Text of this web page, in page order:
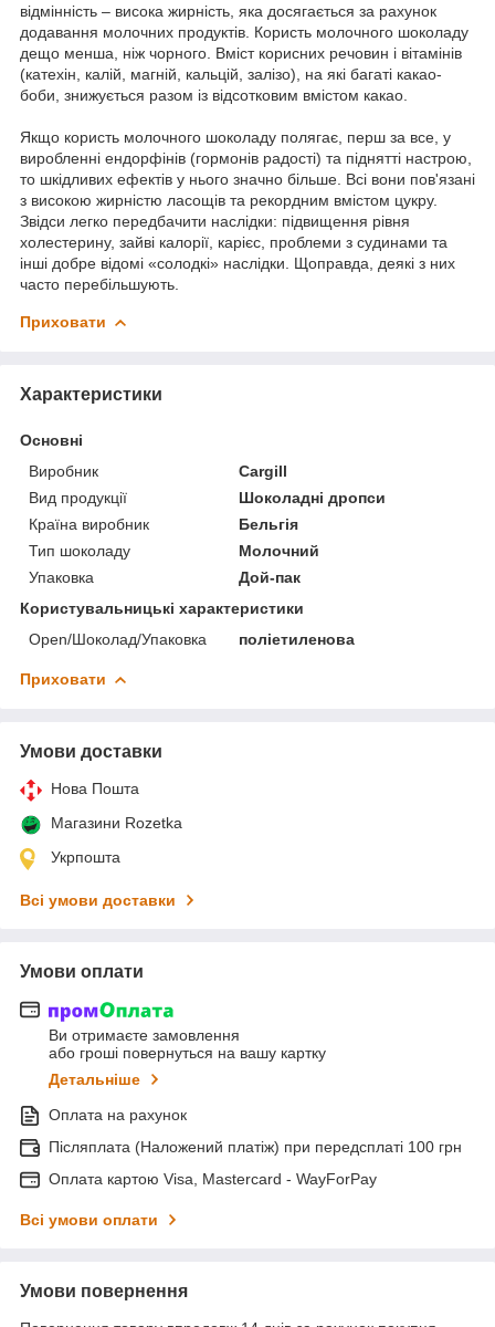
відмінність – висока жирність, яка досягається за рахунок
додавання молочних продуктів. Користь молочного шоколаду
дещо менша, ніж чорного. Вміст корисних речовин і вітамінів
(катехін, калій, магній, кальцій, залізо), на які багаті какао-
боби, знижується разом із відсотковим вмістом какао.
Якщо користь молочного шоколаду полягає, перш за все, у
виробленні ендорфінів (гормонів радості) та піднятті настрою,
то шкідливих ефектів у нього значно більше. Всі вони пов'язані
з високою жирністю ласощів та рекордним вмістом цукру.
Звідси легко передбачити наслідки: підвищення рівня
холестерину, зайві калорії, карієс, проблеми з судинами та
інші добре відомі «солодкі» наслідки. Щоправда, деякі з них
часто перебільшують.
Приховати
Характеристики
Основні
Виробник
Cargill
Вид продукції
Шоколадні дропси
Країна виробник
Бельгія
Тип шоколаду
Молочний
Упаковка
Дой-пак
Користувальницькі характеристики
Open/Шоколад/Упаковка
поліетиленова
Приховати
Умови доставки
Нова Пошта
Магазини Rozetka
Укрпошта
Всі умови доставки
Умови оплати
Ви отримаєте замовлення
або гроші повернуться на вашу картку
Детальніше
Оплата на рахунок
Післяплата (Наложений платіж) при передсплаті 100 грн
Оплата картою Visa, Mastercard - WayForPay
Всі умови оплати
Умови повернення